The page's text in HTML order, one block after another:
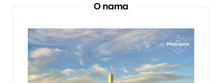
O nama